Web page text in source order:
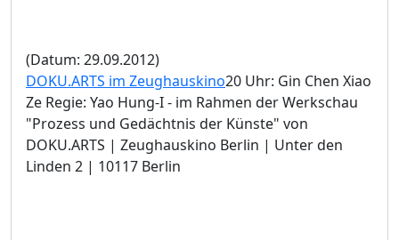
(Datum: 29.09.2012)
DOKU.ARTS im Zeughauskino20 Uhr: Gin Chen Xiao
Ze Regie: Yao Hung-I - im Rahmen der Werkschau
"Prozess und Gedächtnis der Künste" von
DOKU.ARTS | Zeughauskino Berlin | Unter den
Linden 2 | 10117 Berlin